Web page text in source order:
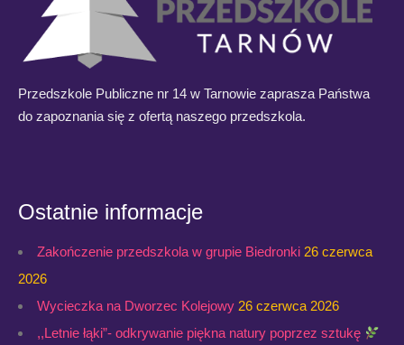
Przedszkole Publiczne nr 14 w Tarnowie zaprasza Państwa
do zapoznania się z ofertą naszego przedszkola.
Ostatnie informacje
Zakończenie przedszkola w grupie Biedronki 26 czerwca
2026
Wycieczka na Dworzec Kolejowy 26 czerwca 2026
,,Letnie łąki”- odkrywanie piękna natury poprzez sztukę